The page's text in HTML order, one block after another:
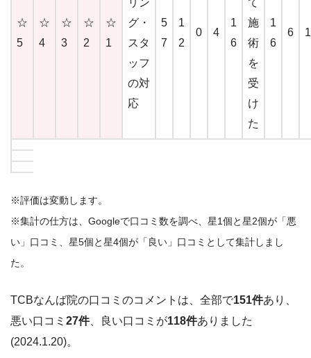
☆
5
☆
4
☆
3
☆
2
☆
1
リン
グ・
スタ
ッフ
の対
応
5
7
1
2
0 4
1
6
て
施
術
を
受
け
た
1
6
6 1
※評価は変動します。
※集計の仕方は、Googleで口コミ数を調べ、星1個と星2個が「悪
い」口コミ、星5個と星4個が「良い」口コミとして集計しまし
た。
TCBなんば院の口コミのコメントは、全部で151件あり、
悪い口コミ 27件、良い口コミが118件ありました
(2024.1.20)。